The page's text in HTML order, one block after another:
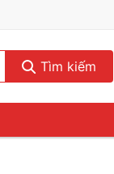
Tìm kiếm